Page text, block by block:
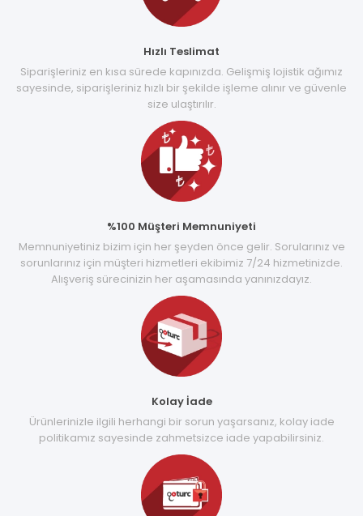
Hızlı Teslimat
Siparişleriniz en kısa sürede kapınızda. Gelişmiş lojistik ağımız
sayesinde, siparişleriniz hızlı bir şekilde işleme alınır ve güvenle
size ulaştırılır.
%100 Müşteri Memnuniyeti
Memnuniyetiniz bizim için her şeyden önce gelir. Sorularınız ve
sorunlarınız için müşteri hizmetleri ekibimiz 7/24 hizmetinizde.
Alışveriş sürecinizin her aşamasında yanınızdayız.
Kolay İade
Ürünlerinizle ilgili herhangi bir sorun yaşarsanız, kolay iade
politikamız sayesinde zahmetsizce iade yapabilirsiniz.